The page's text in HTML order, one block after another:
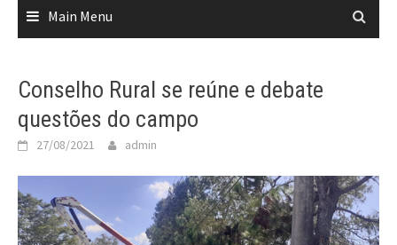
Main Menu
Conselho Rural se reúne e debate
questões do campo
27/08/2021 admin